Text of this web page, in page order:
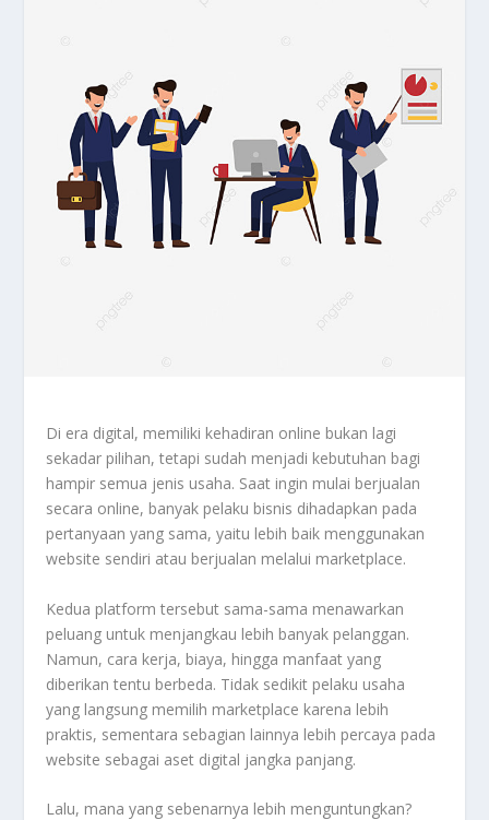
Di era digital, memiliki kehadiran online bukan lagi
sekadar pilihan, tetapi sudah menjadi kebutuhan bagi
hampir semua jenis usaha. Saat ingin mulai berjualan
secara online, banyak pelaku bisnis dihadapkan pada
pertanyaan yang sama, yaitu lebih baik menggunakan
website sendiri atau berjualan melalui marketplace.
Kedua platform tersebut sama-sama menawarkan
peluang untuk menjangkau lebih banyak pelanggan.
Namun, cara kerja, biaya, hingga manfaat yang
diberikan tentu berbeda. Tidak sedikit pelaku usaha
yang langsung memilih marketplace karena lebih
praktis, sementara sebagian lainnya lebih percaya pada
website sebagai aset digital jangka panjang.
Lalu, mana yang sebenarnya lebih menguntungkan?